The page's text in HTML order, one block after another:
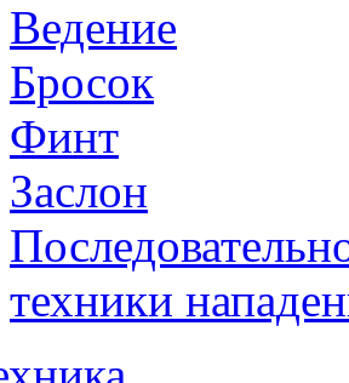
Ведение
Бросок
Финт
Заслон
техники